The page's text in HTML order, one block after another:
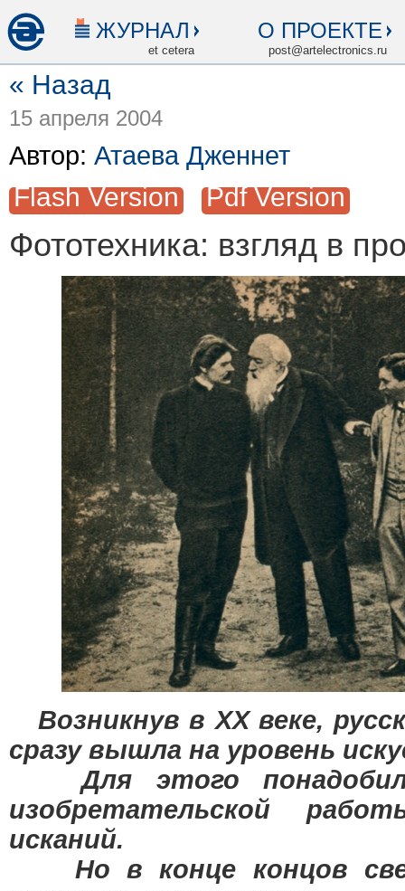
ЖУРНАЛ
et cetera
О ПРОЕКТЕ
post@artelectronics.ru
« Назад
15 апреля 2004
Автор: Атаева Дженнет
Flash Version Pdf Version
Фототехника: взгляд в
Возникнув в ХХ веке,
сразу вышла на уровень
Для этого
изобретательской
исканий.
Но в конце концов